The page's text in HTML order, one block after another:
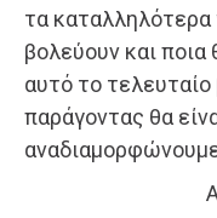
τα καταλληλότερα
βολεύουν και ποια
αυτό το τελευταίο
παράγοντας θα